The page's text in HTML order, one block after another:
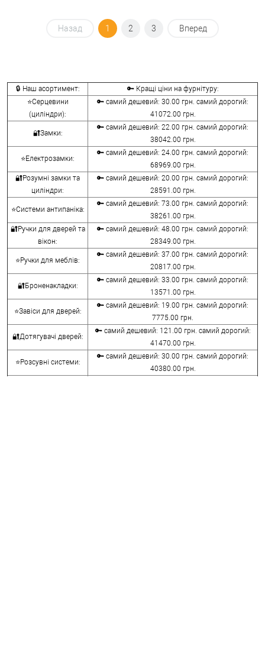
Назад 1 2 3 Вперед
🔒 Наш асортимент:
🔑 Кращі ціни на фурнітуру:
⭐Серцевини
(циліндри):
🔑 самий дешевий: 30.00 грн. самий дорогий:
41072.00 грн.
🔐Замки:
🔑 самий дешевий: 22.00 грн. самий дорогий:
38042.00 грн.
⭐Електрозамки:
🔑 самий дешевий: 24.00 грн. самий дорогий:
68969.00 грн.
🔐Розумні замки та
циліндри:
🔑 самий дешевий: 20.00 грн. самий дорогий:
28591.00 грн.
⭐Системи антипаніка:
🔑 самий дешевий: 73.00 грн. самий дорогий:
38261.00 грн.
🔐Ручки для дверей та
вікон:
🔑 самий дешевий: 48.00 грн. самий дорогий:
28349.00 грн.
⭐Ручки для меблів:
🔑 самий дешевий: 37.00 грн. самий дорогий:
20817.00 грн.
🔐Броненакладки:
🔑 самий дешевий: 33.00 грн. самий дорогий:
13571.00 грн.
⭐Завіси для дверей:
🔑 самий дешевий: 19.00 грн. самий дорогий:
7775.00 грн.
🔐Дотягувачі дверей:
🔑 самий дешевий: 121.00 грн. самий дорогий:
41470.00 грн.
⭐Розсувні системи:
🔑 самий дешевий: 30.00 грн. самий дорогий:
40380.00 грн.